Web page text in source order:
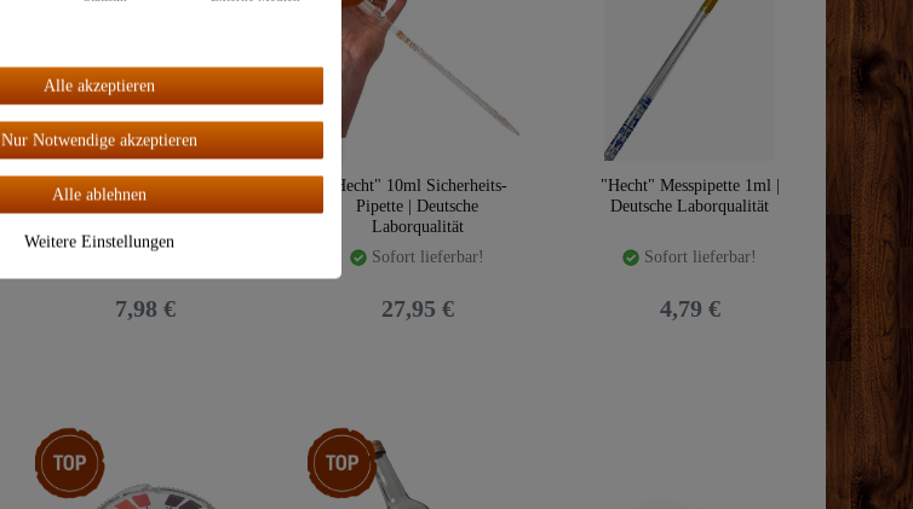
"Hecht" 100ml Messzylinder |
AR-Laborglas
Sofort lieferbar!
7,98 €
"Hecht" 10ml Sicherheits-
Pipette | Deutsche
Laborqualität
Sofort lieferbar!
27,95 €
"Hecht" Messpipette 1ml |
Deutsche Laborqualität
Sofort lieferbar!
4,79 €
Top-Artikel Artikelpaket
Alle
akzeptiere
n
Alle akzeptieren
Nur Notwendige akzeptieren
Alle ablehnen
Weitere Einstellungen